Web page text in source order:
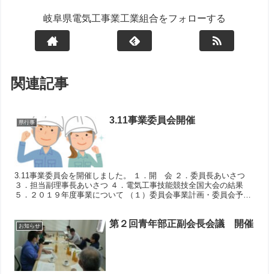
岐阜県電気工事業工業組合をフォローする
関連記事
県行事 3.11事業委員会開催
3.11事業委員会を開催しました。 １．開 会 ２．委員長あいさつ
３．担当副理事長あいさつ ４．電気工事技能競技全国大会の結果
５．２０１９年度事業について （１）委員会事業計画・委員会予算
お知らせ 第２回青年部正副会長会議 開催